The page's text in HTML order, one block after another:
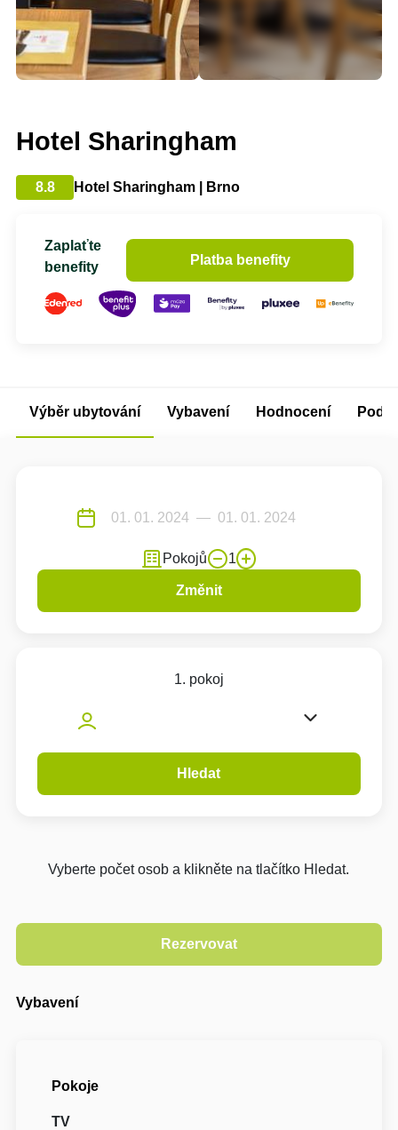
Hotel Sharingham
8.8 Hotel Sharingham | Brno
Zaplaťte
benefity
Platba benefity
Výběr ubytování Vybavení Hodnocení
Pokojů 1
Změnit
1. pokoj
Hledat
Vyberte počet osob a klikněte na tlačítko Hledat.
Vybavení
Pokoje
TV